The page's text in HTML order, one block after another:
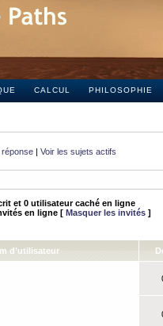
CALCUL PHILOSOPHIE
| Voir les sujets actifs
et 0 utilisateur caché en ligne
en ligne [ Masquer les invités ]
d’utilisateur